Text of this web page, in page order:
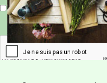
Enregistrer mon nom, mon e-mail et mon